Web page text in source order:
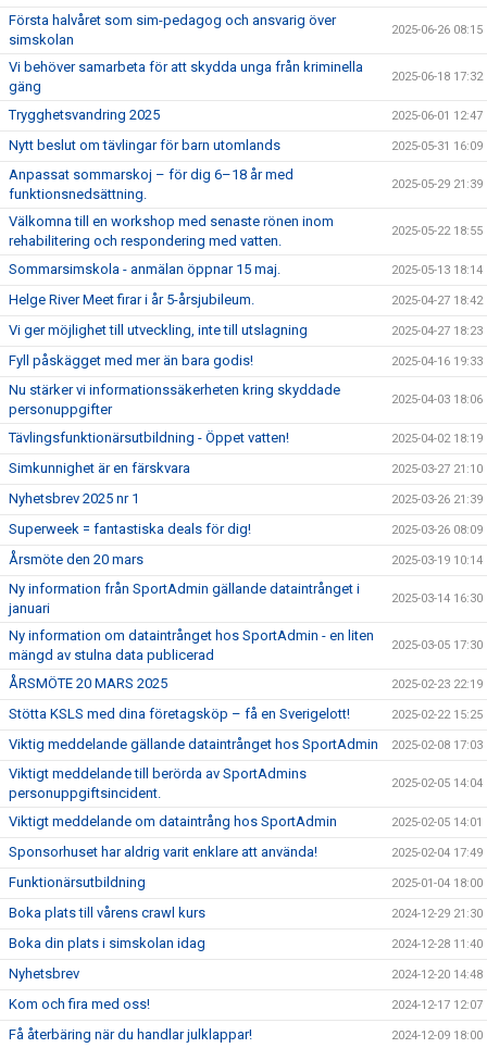
Första halvåret som sim-pedagog och ansvarig över
simskolan
2025-06-26 08:15
Vi behöver samarbeta för att skydda unga från kriminella
gäng
2025-06-18 17:32
Trygghetsvandring 2025 2025-06-01 12:47
Nytt beslut om tävlingar för barn utomlands 2025-05-31 16:09
Anpassat sommarskoj – för dig 6–18 år med
funktionsnedsättning.
2025-05-29 21:39
Välkomna till en workshop med senaste rönen inom
rehabilitering och respondering med vatten.
2025-05-22 18:55
Sommarsimskola - anmälan öppnar 15 maj. 2025-05-13 18:14
Helge River Meet firar i år 5-årsjubileum. 2025-04-27 18:42
Vi ger möjlighet till utveckling, inte till utslagning 2025-04-27 18:23
Fyll påskägget med mer än bara godis! 2025-04-16 19:33
Nu stärker vi informationssäkerheten kring skyddade
personuppgifter
2025-04-03 18:06
Tävlingsfunktionärsutbildning - Öppet vatten! 2025-04-02 18:19
Simkunnighet är en färskvara 2025-03-27 21:10
Nyhetsbrev 2025 nr 1 2025-03-26 21:39
Superweek = fantastiska deals för dig! 2025-03-26 08:09
Årsmöte den 20 mars 2025-03-19 10:14
Ny information från SportAdmin gällande dataintrånget i
januari
2025-03-14 16:30
Ny information om dataintrånget hos SportAdmin - en liten
mängd av stulna data publicerad
2025-03-05 17:30
ÅRSMÖTE 20 MARS 2025 2025-02-23 22:19
Stötta KSLS med dina företagsköp – få en Sverigelott! 2025-02-22 15:25
Viktig meddelande gällande dataintrånget hos SportAdmin 2025-02-08 17:03
Viktigt meddelande till berörda av SportAdmins
personuppgiftsincident.
2025-02-05 14:04
Viktigt meddelande om dataintrång hos SportAdmin 2025-02-05 14:01
Sponsorhuset har aldrig varit enklare att använda! 2025-02-04 17:49
Funktionärsutbildning 2025-01-04 18:00
Boka plats till vårens crawl kurs 2024-12-29 21:30
Boka din plats i simskolan idag 2024-12-28 11:40
Nyhetsbrev 2024-12-20 14:48
Kom och fira med oss! 2024-12-17 12:07
Få återbäring när du handlar julklappar! 2024-12-09 18:00